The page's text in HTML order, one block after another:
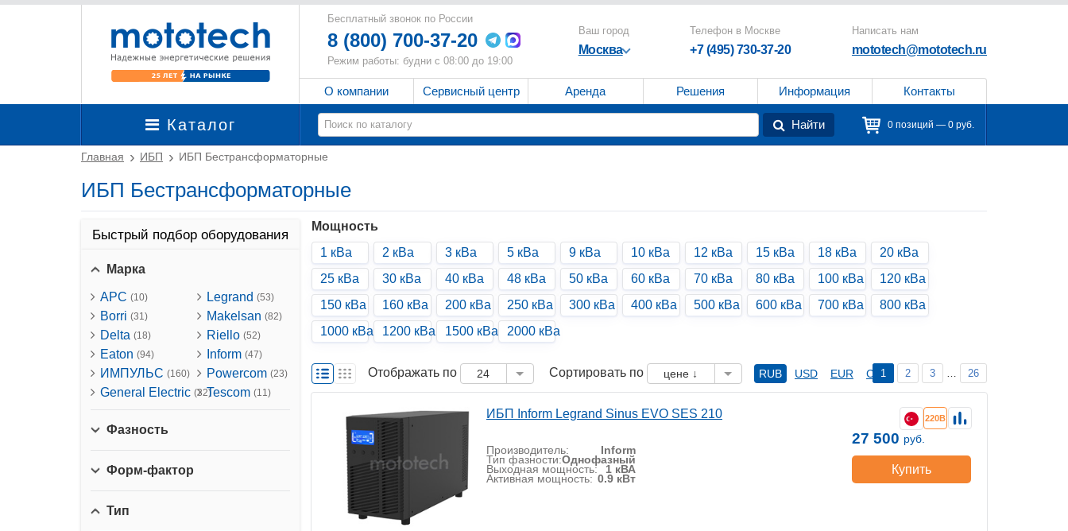
Бесплатный звонок по России
8 (800) 700-37-20
Режим работы: будни с 08:00 до 19:00
Ваш город
Москва
Телефон в Москве
+7 (495) 730-37-20
Написать нам
mototech@mototech.ru
О компании Сервисный центр Аренда Решения Информация Контакты
Каталог Найти 0 позиций — 0 руб.
Главная ИБП ИБП Бестрансформаторные
ИБП Бестрансформаторные
Быстрый подбор оборудования
Марка
APC (10)
Borri (31)
Delta (18)
Eaton (94)
ИМПУЛЬС (160)
General Electric (32)
Legrand (53)
Makelsan (82)
Riello (52)
Inform (47)
Powercom (23)
Tescom (11)
Фазность
Форм-фактор
Тип
Мощность
1 кВа
2 кВа 3 кВа 5 кВа 9 кВа 10 кВа 12 кВа 15 кВа 18 кВа
20 кВа
25 кВа
30 кВа 40 кВа 48 кВа 50 кВа 60 кВа 70 кВа 80 кВа 100 кВа
120 кВа
150 кВа
160 кВа 200 кВа 250 кВа 300 кВа 400 кВа 500 кВа 600 кВа 700 кВа
800 кВа
1000 кВа
1200 кВа 1500 кВа 2000 кВа
Отображать по 24 Сортировать по цене ↓ RUB USD EUR CNY
1 2 3 … 26
ИБП Inform Legrand Sinus EVO SES 210
Производитель: Inform
Тип фазности:Однофазный
Выходная мощность: 1 кВА
Активная мощность: 0.9 кВт
220В
27 500 руб.
Купить